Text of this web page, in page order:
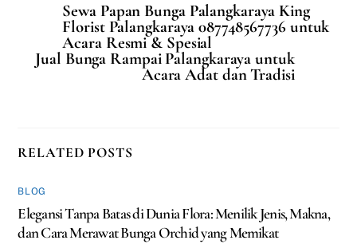
Sewa Papan Bunga Palangkaraya King
Florist Palangkaraya 087748567736 untuk
Acara Resmi & Spesial
Jual Bunga Rampai Palangkaraya untuk
Acara Adat dan Tradisi
RELATED POSTS
BLOG
Elegansi Tanpa Batas di Dunia Flora: Menilik Jenis, Makna,
dan Cara Merawat Bunga Orchid yang Memikat